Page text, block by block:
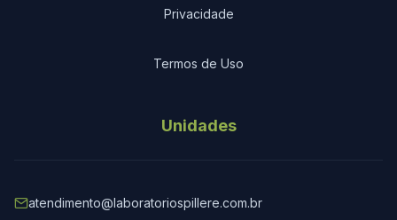
Privacidade
Termos de Uso
Unidades
atendimento@laboratoriospillere.com.br